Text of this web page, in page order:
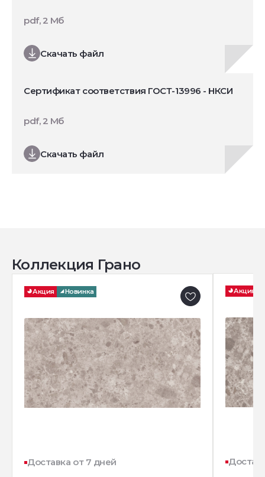
Скачать файл
pdf, 2 Мб
Сертификат соответствия ГОСТ-13996 - НКСИ
Скачать файл
pdf, 2 Мб
Коллекция Грано
Акция Новинка
Доставка от 7 дней
Акция